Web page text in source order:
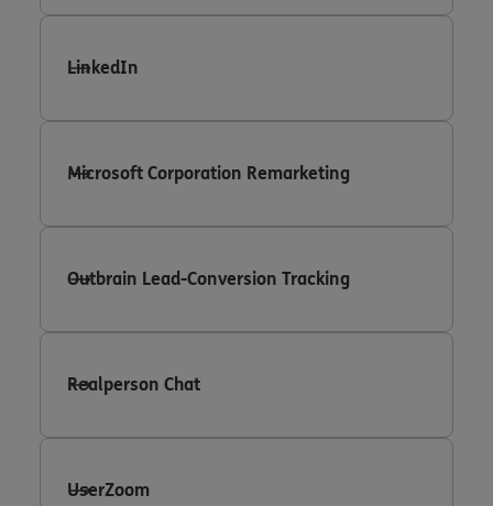
LinkedIn
Microsoft Corporation Remarketing
Outbrain Lead-Conversion Tracking
Realperson Chat
UserZoom